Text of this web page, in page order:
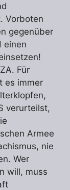
Vorboten
gegenüber
einen
Für
es immer
verurteilst,
Armee
nie
Wer
will, muss